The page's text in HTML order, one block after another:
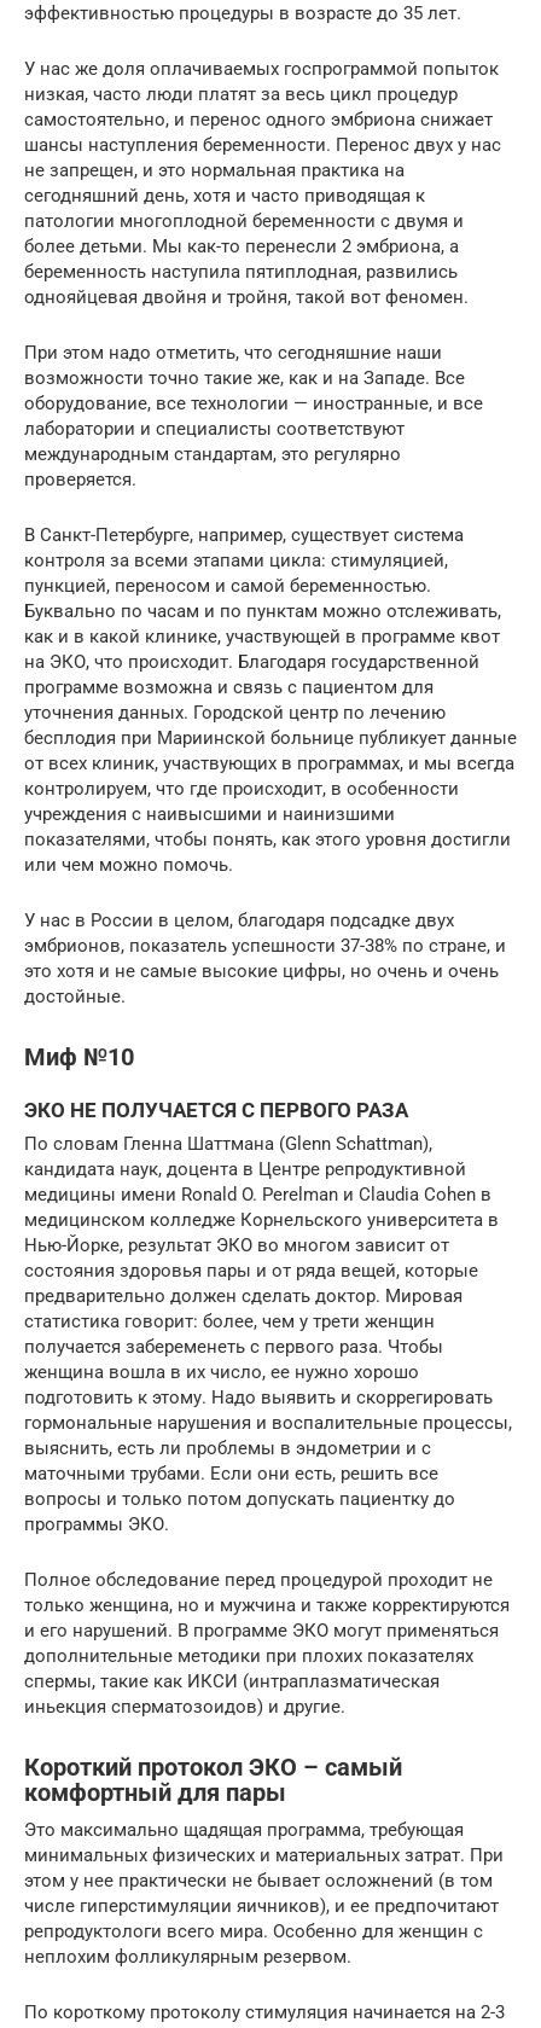
эффективностью процедуры в возрасте до 35 лет.
У нас же доля оплачиваемых госпрограммой попыток
низкая, часто люди платят за весь цикл процедур
самостоятельно, и перенос одного эмбриона снижает
шансы наступления беременности. Перенос двух у нас
не запрещен, и это нормальная практика на
сегодняшний день, хотя и часто приводящая к
патологии многоплодной беременности с двумя и
более детьми. Мы как-то перенесли 2 эмбриона, а
беременность наступила пятиплодная, развились
однояйцевая двойня и тройня, такой вот феномен.
При этом надо отметить, что сегодняшние наши
возможности точно такие же, как и на Западе. Все
оборудование, все технологии — иностранные, и все
лаборатории и специалисты соответствуют
международным стандартам, это регулярно
проверяется.
В Санкт-Петербурге, например, существует система
контроля за всеми этапами цикла: стимуляцией,
пункцией, переносом и самой беременностью.
Буквально по часам и по пунктам можно отслеживать,
как и в какой клинике, участвующей в программе квот
на ЭКО, что происходит. Благодаря государственной
программе возможна и связь с пациентом для
уточнения данных. Городской центр по лечению
бесплодия при Мариинской больнице публикует данные
от всех клиник, участвующих в программах, и мы всегда
контролируем, что где происходит, в особенности
учреждения с наивысшими и наинизшими
показателями, чтобы понять, как этого уровня достигли
или чем можно помочь.
У нас в России в целом, благодаря подсадке двух
эмбрионов, показатель успешности 37-38% по стране, и
это хотя и не самые высокие цифры, но очень и очень
достойные.
Миф №10
ЭКО НЕ ПОЛУЧАЕТСЯ С ПЕРВОГО РАЗА
По словам Гленна Шаттмана (Glenn Schattman),
кандидата наук, доцента в Центре репродуктивной
медицины имени Ronald O. Perelman и Claudia Cohen в
медицинском колледже Корнельского университета в
Нью-Йорке, результат ЭКО во многом зависит от
состояния здоровья пары и от ряда вещей, которые
предварительно должен сделать доктор. Мировая
статистика говорит: более, чем у трети женщин
получается забеременеть с первого раза. Чтобы
женщина вошла в их число, ее нужно хорошо
подготовить к этому. Надо выявить и скоррегировать
гормональные нарушения и воспалительные процессы,
выяснить, есть ли проблемы в эндометрии и с
маточными трубами. Если они есть, решить все
вопросы и только потом допускать пациентку до
программы ЭКО.
Полное обследование перед процедурой проходит не
только женщина, но и мужчина и также корректируются
и его нарушений. В программе ЭКО могут применяться
дополнительные методики при плохих показателях
спермы, такие как ИКСИ (интраплазматическая
иньекция сперматозоидов) и другие.
Короткий протокол ЭКО – самый
комфортный для пары
Это максимально щадящая программа, требующая
минимальных физических и материальных затрат. При
этом у нее практически не бывает осложнений (в том
числе гиперстимуляции яичников), и ее предпочитают
репродуктологи всего мира. Особенно для женщин с
неплохим фолликулярным резервом.
По короткому протоколу стимуляция начинается на 2-3